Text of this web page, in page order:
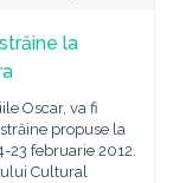
la
Oscar, va fi
propuse la
23 februarie 2012.
Cultural